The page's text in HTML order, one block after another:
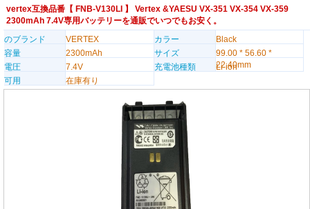
vertex互換品番【 FNB-V130LI 】 Vertex &YAESU VX-351 VX-354 VX-359
2300mAh 7.4V専用バッテリーを通販でいつでもお安く。
のブランド
VERTEX カラー
Black
容量
2300mAh サイズ
99.00 * 56.60 *
22.40mm
電圧 7.4V 充電池種類
Li-ion
可用
在庫有り